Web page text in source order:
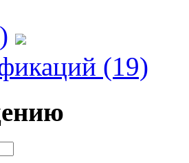
(19)